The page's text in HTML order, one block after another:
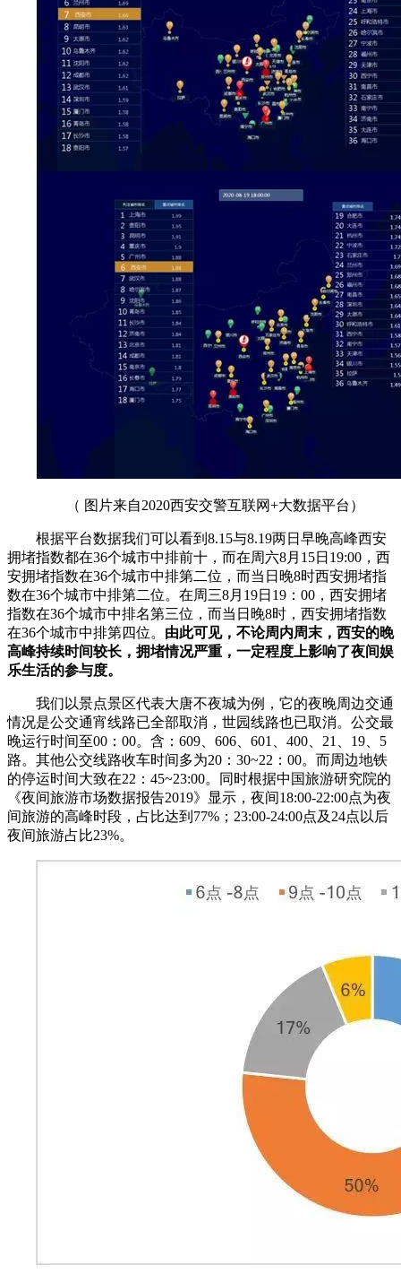
（ 图片来自2020西安交警互联网+大数据平台）
根据平台数据我们可以看到8.15与8.19两日早晚高峰西安
拥堵指数都在36个城市中排前十，而在周六8月15日19:00，西
安拥堵指数在36个城市中排第二位，而当日晚8时西安拥堵指
数在36个城市中排第二位。在周三8月19日19：00，西安拥堵
指数在36个城市中排名第三位，而当日晚8时，西安拥堵指数
在36个城市中排第四位。 由此可见，不论周内周末，西安的晚
高峰持续时间较长，拥堵情况严重，一定程度上影响了夜间娱
乐生活的参与度。
我们以景点景区代表大唐不夜城为例，它的夜晚周边交通
情况是公交通宵线路已全部取消，世园线路也已取消。公交最
晚运行时间至00：00。含：609、606、601、400、21、19、5
路。其他公交线路收车时间多为20：30~22：00。而周边地铁
的停运时间大致在22：45~23:00。同时根据中国旅游研究院的
《夜间旅游市场数据报告2019》显示，夜间18:00-22:00点为夜
间旅游的高峰时段，占比达到77%；23:00-24:00点及24点以后
夜间旅游占比23%。